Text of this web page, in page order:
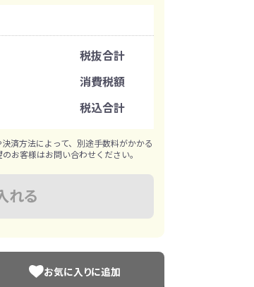
手袋
和のノベルティ特集
税抜合計
消費税額
税込合計
済方法によって、別途手数料がかかる
お客様はお問い合わせください。
れる
お気に入りに追加